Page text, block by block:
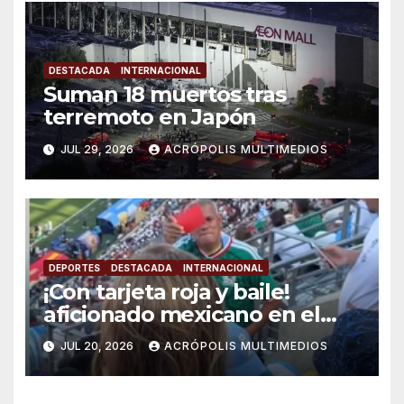
DESTACADA INTERNACIONAL
Suman 18 muertos tras
terremoto en Japón
JUL 29, 2026 ACRÓPOLIS MULTIMEDIOS
DEPORTES DESTACADA INTERNACIONAL
¡Con tarjeta roja y baile!
aficionado mexicano en el
mundial 2026 se viraliza
JUL 20, 2026 ACRÓPOLIS MULTIMEDIOS